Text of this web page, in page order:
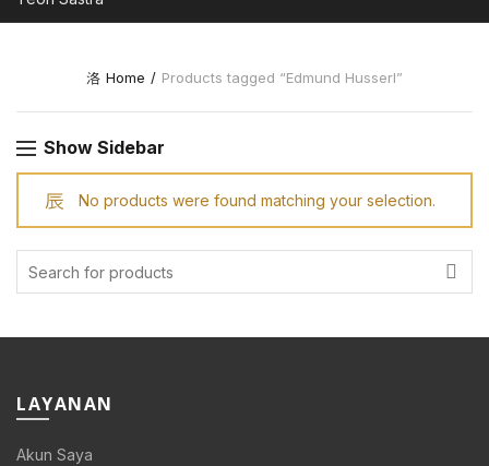
Home Products tagged “Edmund Husserl”
Show Sidebar
No products were found matching your selection.
LAYANAN
Akun Saya